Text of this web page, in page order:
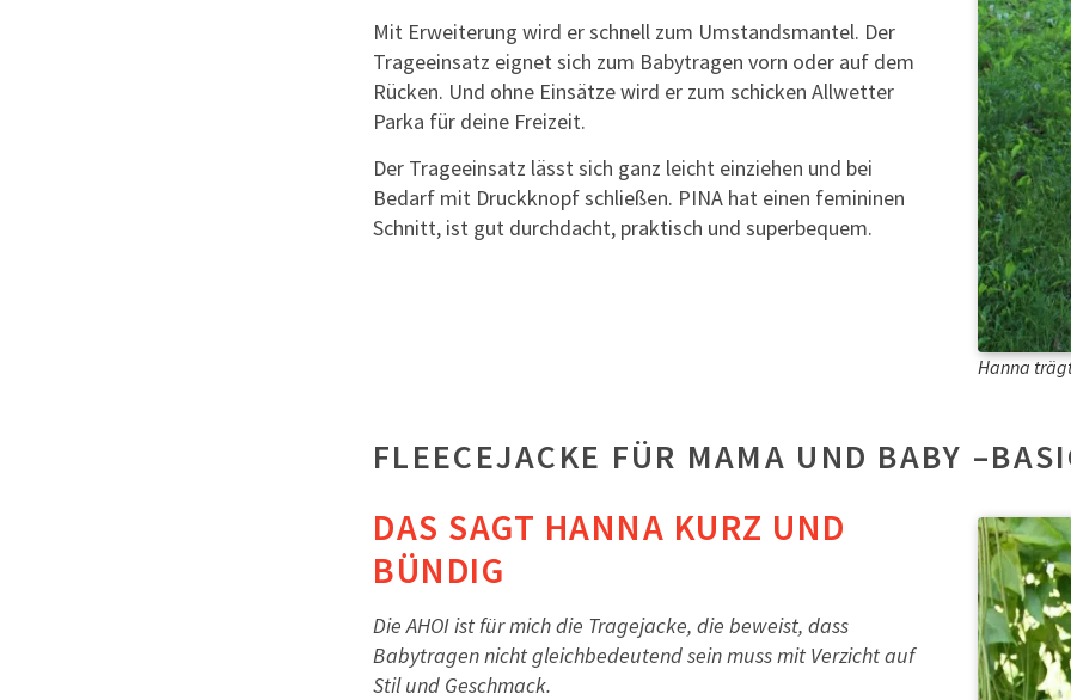
Mit Erweiterung wird er schnell zum Umstandsmantel. Der
Trageeinsatz eignet sich zum Babytragen vorn oder auf dem
Rücken. Und ohne Einsätze wird er zum schicken Allwetter
Parka für deine Freizeit.
Der Trageeinsatz lässt sich ganz leicht einziehen und bei
Bedarf mit Druckknopf schließen. PINA hat einen femininen
Schnitt, ist gut durchdacht, praktisch und superbequem.
Hanna
FLEECEJACKE FÜR MAMA UND BABY
DAS SAGT HANNA KURZ UND
BÜNDIG
Die AHOI ist für mich die Tragejacke, die beweist, dass
Babytragen nicht gleichbedeutend sein muss mit Verzicht auf
Stil und Geschmack.